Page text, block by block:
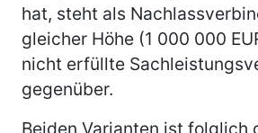
hat, steht als
gleicher Höhe (1 000 000
nicht erfüllte
gegenüber.
Beiden Varianten ist folglich